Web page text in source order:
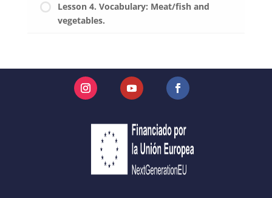
Lesson 4. Vocabulary: Meat/fish and
vegetables.
Instagram YouTube Facebook